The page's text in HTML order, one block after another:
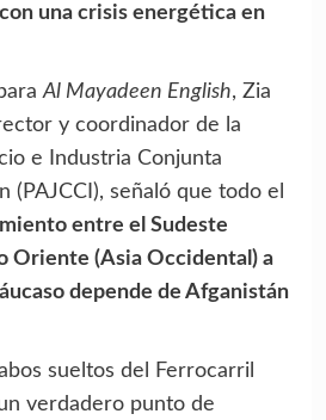
una crisis energética en
Al Mayadeen English, Zia
y coordinador de la
e Industria Conjunta
(PAJCCI), señaló que todo el
entre el Sudeste
Oriente (Asia Occidental) a
depende de Afganistán
sueltos del Ferrocarril
verdadero punto de